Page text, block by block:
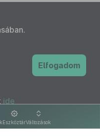
EszköztárVáltozások
ide
Elfogadom